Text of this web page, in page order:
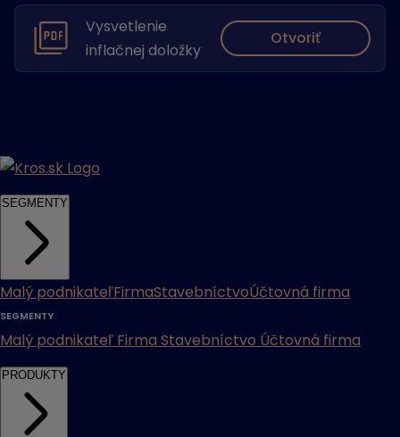
Vysvetlenie
inflačnej doložky
Otvoriť
SEGMENTY
Malý podnikateľFirmaStavebníctvoÚčtovná firma
SEGMENTY
Malý podnikateľ Firma Stavebníctvo Účtovná firma
PRODUKTY